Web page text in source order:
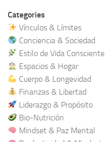
Categories
Vínculos & Límites
Conciencia & Sociedad
Estilo de Vida Consciente
Espacios & Hogar
Cuerpo & Longevidad
Finanzas & Libertad
Liderazgo & Propósito
Bio-Nutrición
Mindset & Paz Mental